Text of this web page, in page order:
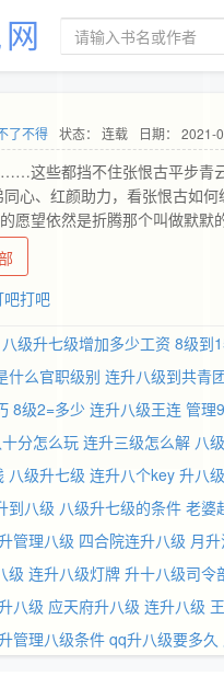
了不得 状态： 连载 日期： 2021-
这些都挡不住张恨古平步
心、红颜助力，看张恨古如
愿望依然是折腾那个叫做默
吧打吧
八级升七级增加多少工资 8级到
什么官职级别 连升八级到共青
8级2=多少 连升八级王连 管理
分怎么玩 连升三级怎么解 八
八级升七级 连升八个key 升八
到八级 八级升七级的条件 老婆
管理八级 四合院连升八级 月
级 连升八级灯牌 升十八级司令
八级 应天府升八级 连升八级 王
管理八级条件 qq升八级要多久